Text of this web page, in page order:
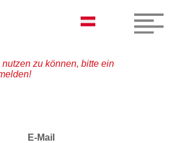
zu können, bitte ein
E-Mail